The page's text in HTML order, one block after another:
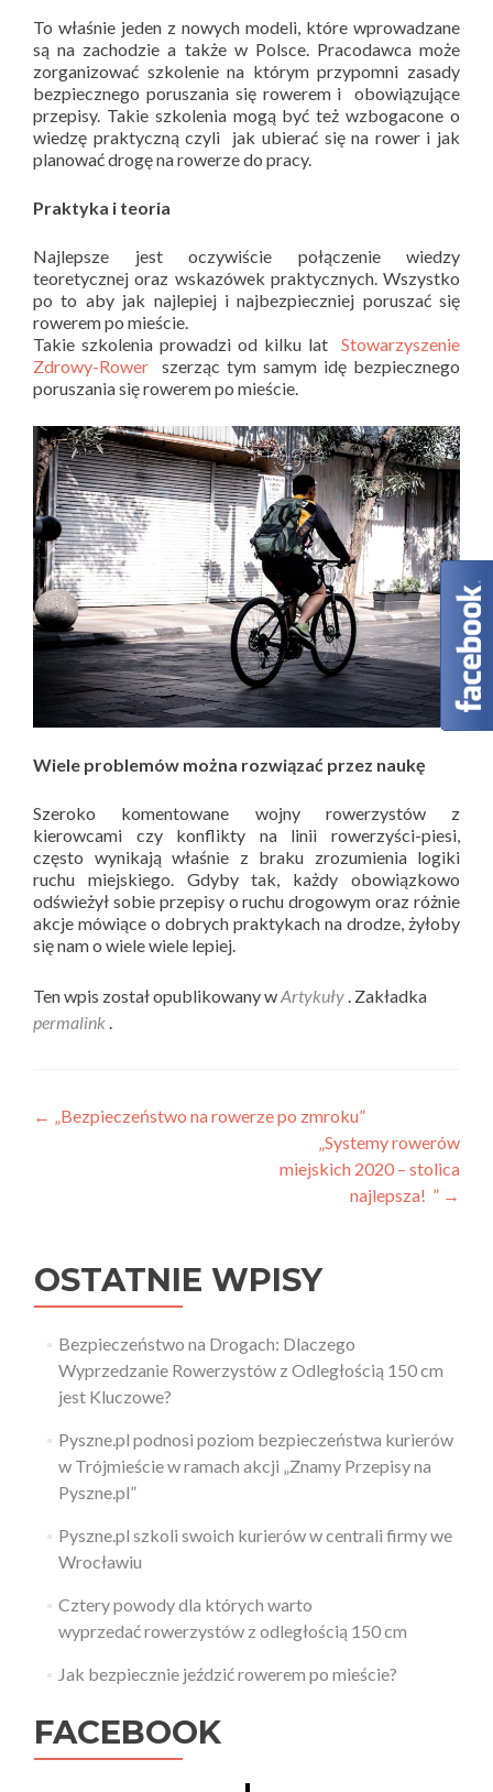
To właśnie jeden z nowych modeli, które wprowadzane
są na zachodzie a także w Polsce. Pracodawca może
zorganizować szkolenie na którym przypomni zasady
bezpiecznego poruszania się rowerem i obowiązujące
przepisy. Takie szkolenia mogą być też wzbogacone o
wiedzę praktyczną czyli jak ubierać się na rower i jak
planować drogę na rowerze do pracy.
Praktyka i teoria
Najlepsze jest oczywiście połączenie wiedzy
teoretycznej oraz wskazówek praktycznych. Wszystko
po to aby jak najlepiej i najbezpieczniej poruszać się
rowerem po mieście.
Takie szkolenia prowadzi od kilku lat Stowarzyszenie
Zdrowy-Rower
szerząc tym samym idę bezpiecznego
poruszania się rowerem po mieście.
Wiele problemów można rozwiązać przez naukę
Szeroko komentowane wojny rowerzystów z
kierowcami czy konflikty na linii rowerzyści-piesi,
często wynikają właśnie z braku zrozumienia logiki
ruchu miejskiego. Gdyby tak, każdy obowiązkowo
odświeżył sobie przepisy o ruchu drogowym oraz różnie
akcje mówiące o dobrych praktykach na drodze, żyłoby
się nam o wiele wiele lepiej.
Ten wpis został opublikowany wArtykuły . Zakładka
permalink .
Nawigacja
← „Bezpieczeństwo na rowerze po zmroku”
„Systemy rowerów
miejskich 2020 – stolica
najlepsza! ” →
OSTATNIE WPISY
Bezpieczeństwo na Drogach: Dlaczego
Wyprzedzanie Rowerzystów z Odległością 150 cm
jest Kluczowe?
Pyszne.pl podnosi poziom bezpieczeństwa kurierów
w Trójmieście w ramach akcji „Znamy Przepisy na
Pyszne.pl”
Pyszne.pl szkoli swoich kurierów w centrali firmy we
Wrocławiu
Cztery powody dla których warto
wyprzedać rowerzystów z odległością 150 cm
Jak bezpiecznie jeździć rowerem po mieście?
FACEBOOK